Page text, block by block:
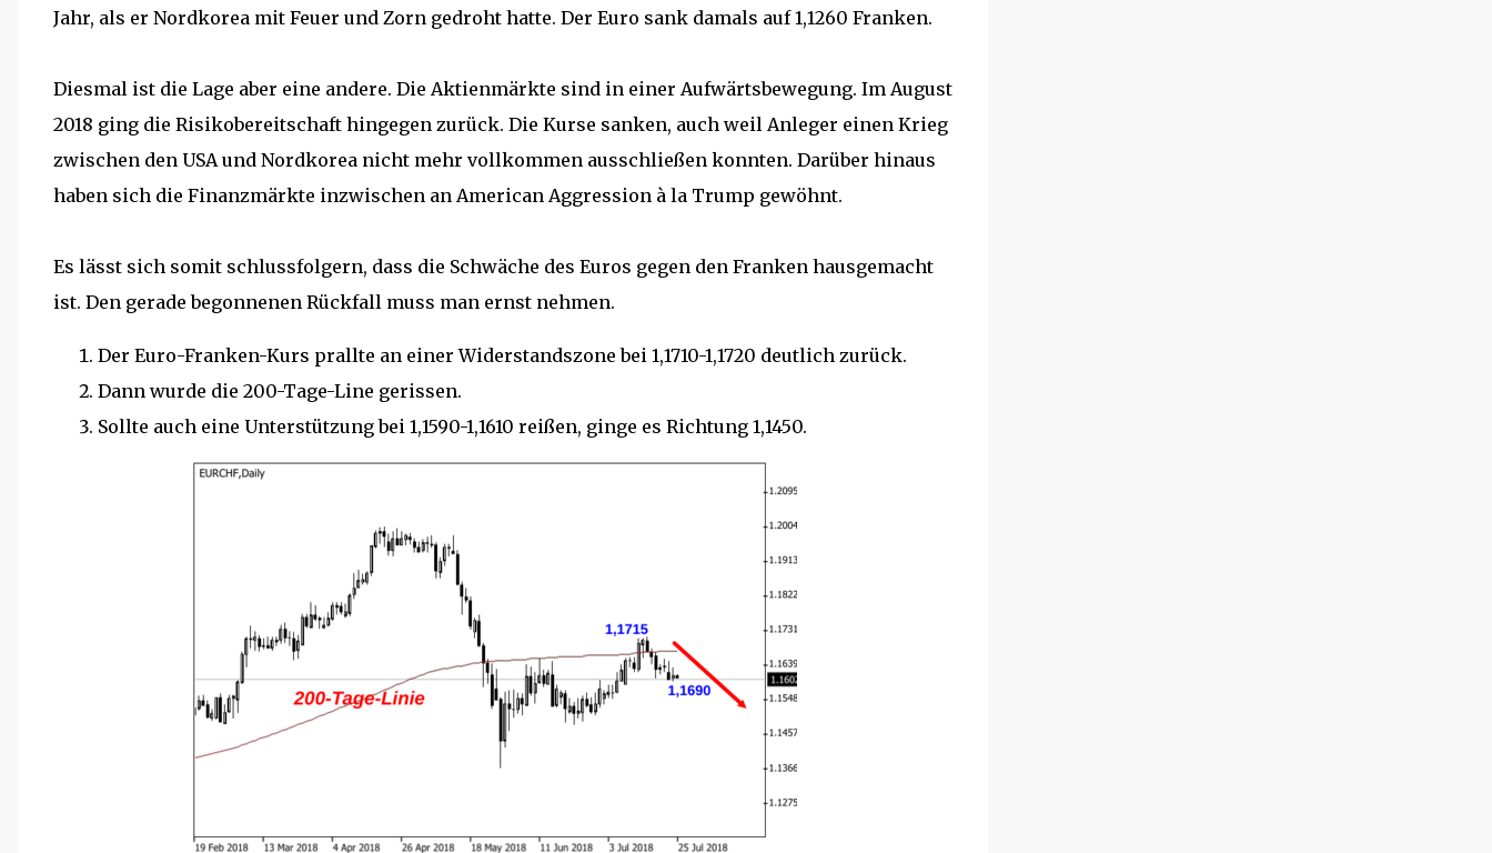
Jahr, als er Nordkorea mit Feuer und Zorn gedroht hatte. Der Euro sank damals auf 1,1260 Franken.
Diesmal ist die Lage aber eine andere. Die Aktienmärkte sind in einer Aufwärtsbewegung. Im August
2018 ging die Risikobereitschaft hingegen zurück. Die Kurse sanken, auch weil Anleger einen Krieg
zwischen den USA und Nordkorea nicht mehr vollkommen ausschließen konnten. Darüber hinaus
haben sich die Finanzmärkte inzwischen an American Aggression à la Trump gewöhnt.
Es lässt sich somit schlussfolgern, dass die Schwäche des Euros gegen den Franken hausgemacht
ist. Den gerade begonnenen Rückfall muss man ernst nehmen.
Der Euro-Franken-Kurs prallte an einer Widerstandszone bei 1,1710-1,1720 deutlich zurück.
Dann wurde die 200-Tage-Line gerissen.
Sollte auch eine Unterstützung bei 1,1590-1,1610 reißen, ginge es Richtung 1,1450.